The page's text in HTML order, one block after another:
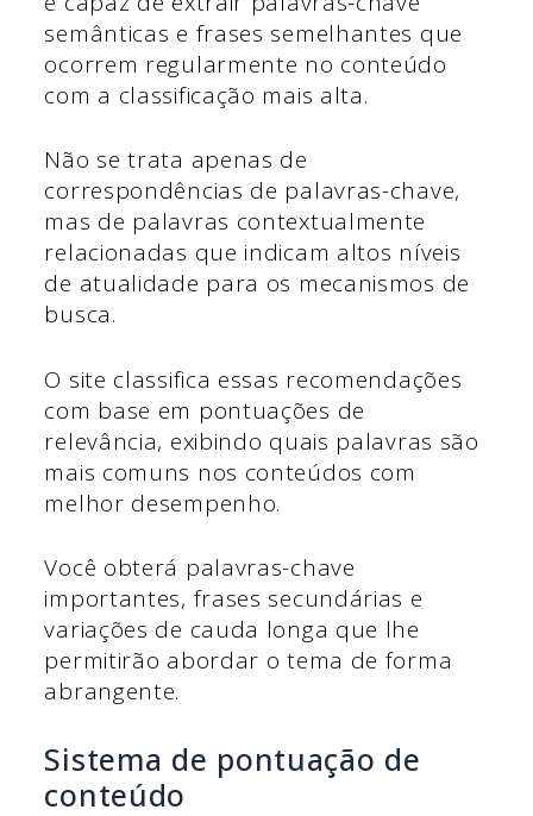
semânticas e frases semelhantes que
ocorrem regularmente no conteúdo
com a classificação mais alta.
Não se trata apenas de
correspondências de palavras-chave,
mas de palavras contextualmente
relacionadas que indicam altos níveis
de atualidade para os mecanismos de
busca.
O site classifica essas recomendações
com base em pontuações de
relevância, exibindo quais palavras são
mais comuns nos conteúdos com
melhor desempenho.
Você obterá palavras-chave
importantes, frases secundárias e
variações de cauda longa que lhe
permitirão abordar o tema de forma
abrangente.
Sistema de pontuação de
conteúdo